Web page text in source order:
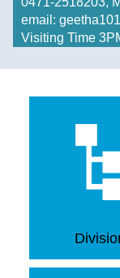
RTI
Act
of
Secretariat
email:
Visiting Time